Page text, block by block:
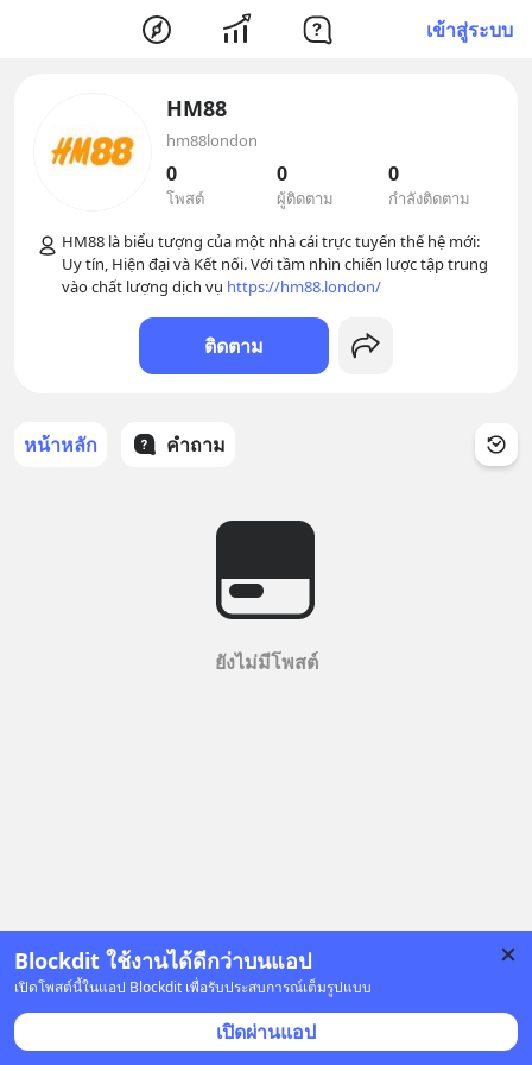
เข้าสู่ระบบ
Blockdit ใช้งานได้ดีกว่าบนแอป
เปิดโพสต์นี้ในแอป Blockdit เพื่อรับประสบการณ์เต็มรูปแบบ
เปิดผ่านแอป
HM88
hm88london
0
โพสต์
0
ผู้ติดตาม
0
กำลังติดตาม
HM88 là biểu tượng của một nhà cái trực tuyến thế hệ mới:
Uy tín, Hiện đại và Kết nối. Với tầm nhìn chiến lược tập trung
vào chất lượng dịch vụ https://hm88.london/
ติดตาม
หน้าหลัก คำถาม
ยังไม่มีโพสต์